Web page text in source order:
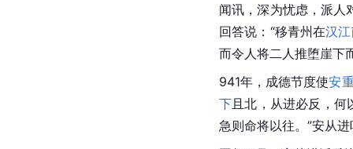
闻讯，深为忧虑，派人
回答说：“移青州在汉江
而令人将二人推堕崖下
941年， 成德节度使安
下且北，从进必反，何
急则命将以往。”安从